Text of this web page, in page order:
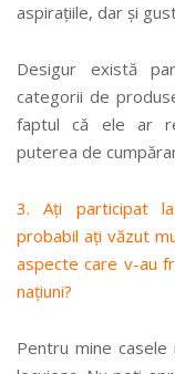
aspirațiile, dar și
Desigur există
categorii de
faptul că ele ar
puterea de
3. Ați participat
probabil ați văzut
aspecte care v-au
națiuni?
Pentru mine casele